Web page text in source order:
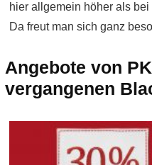
hier allgemein höher als
Da freut man sich ganz
Angebote von
vergangenen